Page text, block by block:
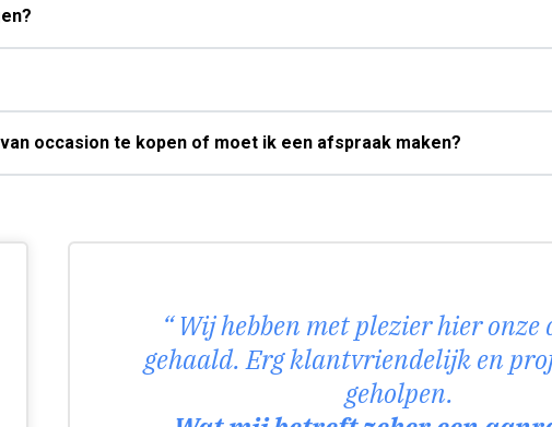
occasion te kopen of moet ik een afspraak maken?
Wij hebben met plezier hier onze
gehaald. Erg klantvriendelijk en
geholpen.